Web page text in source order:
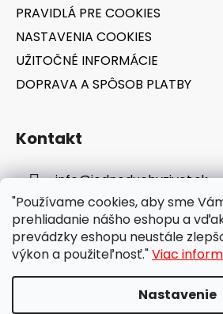
"Používame cookies, aby sme
prehliadanie nášho eshopu a
prevádzky eshopu neustále
výkon a použiteľnosť."Viac
Nastavenie
PRAVIDLÁ PRE COOKIES
NASTAVENIA COOKIES
UŽITOČNÉ INFORMÁCIE
DOPRAVA A SPÔSOB PLATBY
Kontakt
info@jednoduchyzivot.sk
E-shop: 0948 647 767